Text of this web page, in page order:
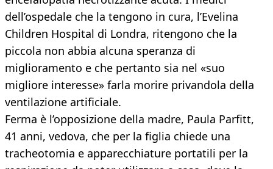
dell’ospedale che la tengono in cura, l’Evelina
Children Hospital di Londra, ritengono che la
piccola non abbia alcuna speranza di
miglioramento e che pertanto sia nel «suo
migliore interesse» farla morire privandola della
ventilazione artificiale.
Ferma è l’opposizione della madre, Paula Parfitt,
41 anni, vedova, che per la figlia chiede una
tracheotomia e apparecchiature portatili per la